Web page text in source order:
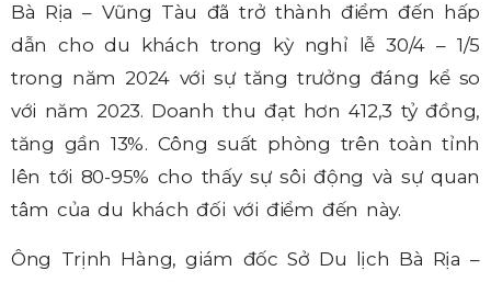
Bà Rịa – Vũng Tàu đã trở thành điểm đến hấp
dẫn cho du khách trong kỳ nghỉ lễ 30/4 – 1/5
trong năm 2024 với sự tăng trưởng đáng kể so
với năm 2023. Doanh thu đạt hơn 412,3 tỷ đồng,
tăng gần 13%. Công suất phòng trên toàn tỉnh
lên tới 80-95% cho thấy sự sôi động và sự quan
tâm của du khách đối với điểm đến này.
Ông Trịnh Hàng, giám đốc Sở Du lịch Bà Rịa –